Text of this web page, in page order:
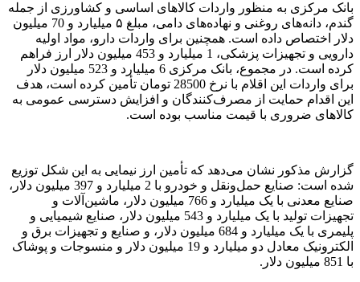
بانک مرکزی به منظور واردات کالاهای اساسی و کشاورزی از جمله
گندم، دانه‌های روغنی و نهاده‌های دامی، مبلغ ۵ میلیارد و 70 میلیون
دلار اختصاص داده است. همچنین برای واردات دارو، مواد اولیه
دارویی و تجهیزات پزشکی، 1 میلیارد و 453 میلیون دلار ارز فراهم
کرده است. در مجموع، بانک مرکزی 6 میلیارد و 523 میلیون دلار
برای واردات این اقلام با نرخ 28500 تومان تأمین کرده است، هدف
این اقدام حمایت از مصرف‌کنندگان و افزایش دسترسی عمومی به
کالاهای ضروری با قیمت مناسب بوده است.
گزارش مذکور نشان می‌دهد که تأمین ارز نیمایی به این شکل توزیع
شده است: صنایع حمل‌ونقل و خودرو با 2 میلیارد و 397 میلیون دلار،
صنایع معدنی با یک میلیارد و 766 میلیون دلار، ماشین‌آلات و
تجهیزات تولید با یک میلیارد و 543 میلیون دلار، صنایع شیمیایی و
پلیمری با یک میلیارد و 684 میلیون دلار، و صنایع و تجهیزات برق و
الکترونیک معادل دو میلیارد و 19 میلیون دلار و منسوجات و پوشاک
با 851 میلیون دلار.